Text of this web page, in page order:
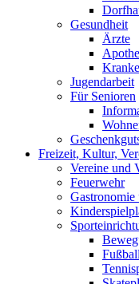
Gesundheit
Ärzte
Jugendarbeit
Für Senioren
Freizeit, Kultur,
Vereine und
Feuerwehr
Gastronomie